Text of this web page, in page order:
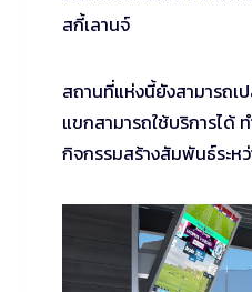
สกี้เลานจ์
สถานที่แห่งนี้ยังสามารถเ
แขกสามารถใช้บริการไ
กิจกรรมสร้างสัมพันธ์ระห